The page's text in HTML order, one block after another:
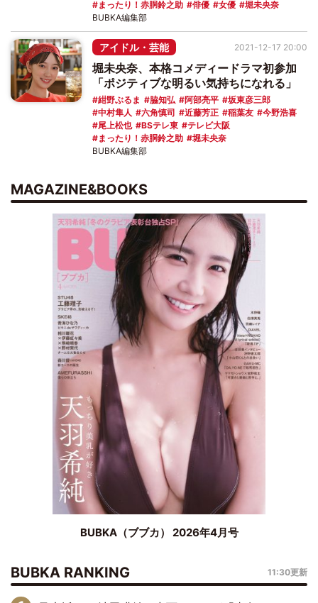
まったり！赤胴鈴之助
俳優 女優 堀未央奈
BUBKA編集部
アイドル・芸能
堀未央奈、本格コメディードラマ初参加
「ポジティブな明るい気持ちになれる」
紺野ぶるま 脇知弘 阿部亮平
坂東彦三郎
中村隼人
六角慎司 近藤芳正 稲葉友
今野浩喜
尾上松也
BSテレ東
テレビ大阪
まったり！赤胴鈴之助
堀未央奈
2021-12-17 20:00
BUBKA編集部
MAGAZINE&BOOKS
BUBKA（ブブカ） 2026年4月号
BUBKA RANKING 11:30更新